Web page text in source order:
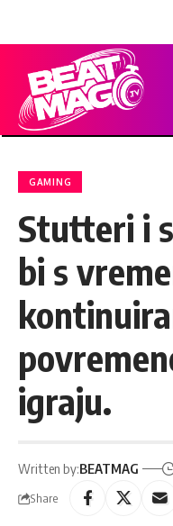
GAMING
Stutteri i
bi s
igraju.
Written by:BEATMAG
Share